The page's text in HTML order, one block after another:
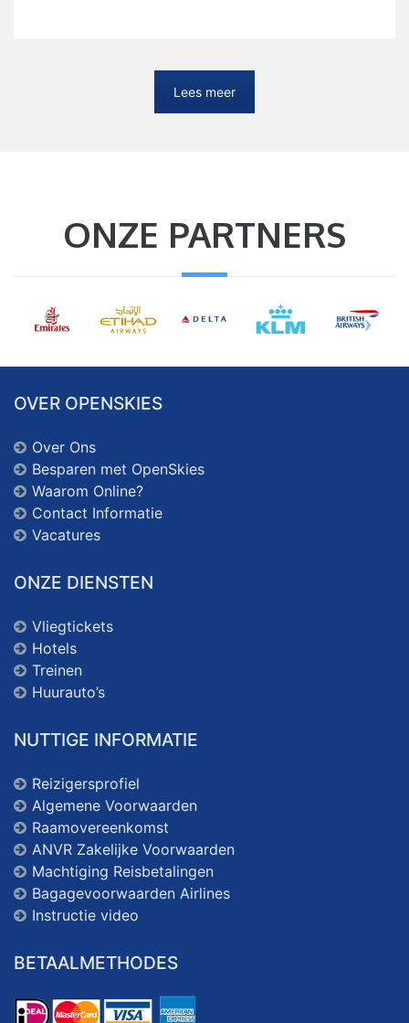
Lees meer
ONZE PARTNERS
OVER OPENSKIES
Over Ons
Besparen met OpenSkies
Waarom Online?
Contact Informatie
Vacatures
ONZE DIENSTEN
Vliegtickets
Hotels
Treinen
Huurauto’s
NUTTIGE INFORMATIE
Reizigersprofiel
Algemene Voorwaarden
Raamovereenkomst
ANVR Zakelijke Voorwaarden
Machtiging Reisbetalingen
Bagagevoorwaarden Airlines
Instructie video
BETAALMETHODES